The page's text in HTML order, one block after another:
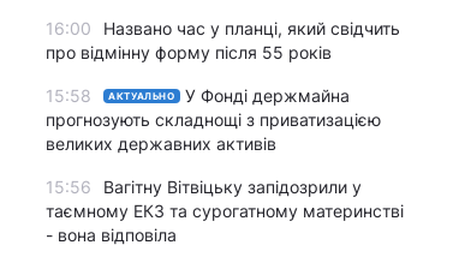
16:00
Названо час у планці, який свідчить
про відмінну форму після 55 років
15:58 АКТУАЛЬНО
У Фонді держмайна
прогнозують складнощі з приватизацією
великих державних активів
15:56
Вагітну Вітвіцьку запідозрили у
таємному ЕКЗ та сурогатному материнстві
- вона відповіла